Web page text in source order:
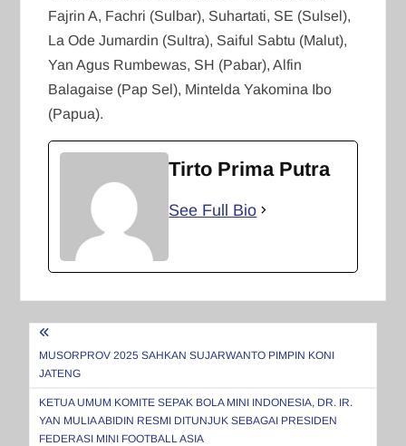
Fajrin A, Fachri (Sulbar), Suhartati, SE (Sulsel),
La Ode Jumardin (Sultra), Saiful Sabtu (Malut),
Yan Agus Rumbewas, SH (Pabar), Alfin
Balagaise (Pap Sel), Mintelda Yakomina Ibo
(Papua).
Tirto Prima Putra
See Full Bio
Navigasi
pos
MUSORPROV 2025 SAHKAN SUJARWANTO PIMPIN KONI
JATENG
KETUA UMUM KOMITE SEPAK BOLA MINI INDONESIA, DR. IR.
YAN MULIA ABIDIN RESMI DITUNJUK SEBAGAI PRESIDEN
FEDERASI MINI FOOTBALL ASIA